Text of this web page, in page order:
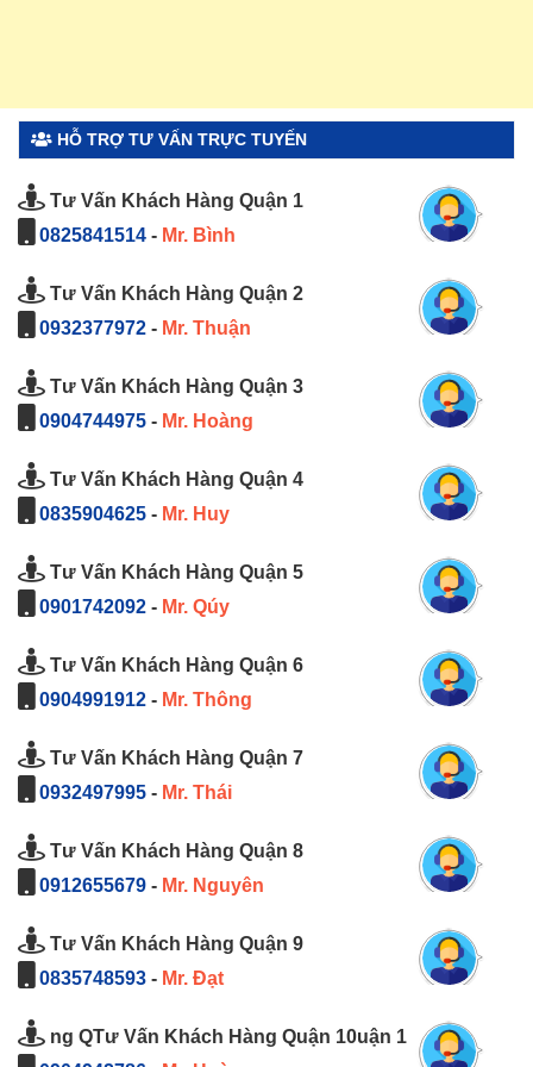
HỖ TRỢ TƯ VẤN TRỰC TUYẾN
Tư Vấn Khách Hàng Quận 1
0825841514 - Mr. Bình
Tư Vấn Khách Hàng Quận 2
0932377972 - Mr. Thuận
Tư Vấn Khách Hàng Quận 3
0904744975 - Mr. Hoàng
Tư Vấn Khách Hàng Quận 4
0835904625 - Mr. Huy
Tư Vấn Khách Hàng Quận 5
0901742092 - Mr. Qúy
Tư Vấn Khách Hàng Quận 6
0904991912 - Mr. Thông
Tư Vấn Khách Hàng Quận 7
0932497995 - Mr. Thái
Tư Vấn Khách Hàng Quận 8
0912655679 - Mr. Nguyên
Tư Vấn Khách Hàng Quận 9
0835748593 - Mr. Đạt
ng QTư Vấn Khách Hàng Quận 10uận 1